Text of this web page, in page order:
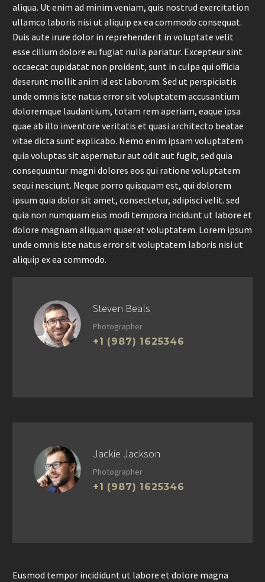
aliqua. Ut enim ad minim veniam, quis nostrud exercitation
ullamco laboris nisi ut aliquip ex ea commodo consequat.
Duis aute irure dolor in reprehenderit in voluptate velit
esse cillum dolore eu fugiat nulla pariatur. Excepteur sint
occaecat cupidatat non proident, sunt in culpa qui officia
deserunt mollit anim id est laborum. Sed ut perspiciatis
unde omnis iste natus error sit voluptatem accusantium
doloremque laudantium, totam rem aperiam, eaque ipsa
quae ab illo inventore veritatis et quasi architecto beatae
vitae dicta sunt explicabo. Nemo enim ipsam voluptatem
quia voluptas sit aspernatur aut odit aut fugit, sed quia
consequuntur magni dolores eos qui ratione voluptatem
sequi nesciunt. Neque porro quisquam est, qui dolorem
ipsum quia dolor sit amet, consectetur, adipisci velit. sed
quia non numquam eius modi tempora incidunt ut labore et
dolore magnam aliquam quaerat voluptatem. Lorem ipsum
unde omnis iste natus error sit voluptatem laboris nisi ut
aliquip ex ea commodo.
Steven Beals
Photographer
+1 (987) 1625346
Jackie Jackson
Photographer
+1 (987) 1625346
Eusmod tempor incididunt ut labore et dolore magna